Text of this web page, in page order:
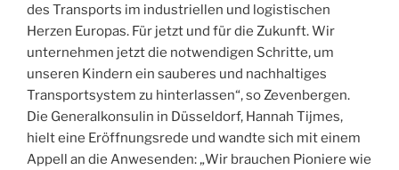
des Transports im industriellen und logistischen
Herzen Europas. Für jetzt und für die Zukunft. Wir
unternehmen jetzt die notwendigen Schritte, um
unseren Kindern ein sauberes und nachhaltiges
Transportsystem zu hinterlassen“, so Zevenbergen.
Die Generalkonsulin in Düsseldorf, Hannah Tijmes,
hielt eine Eröffnungsrede und wandte sich mit einem
Appell an die Anwesenden: „Wir brauchen Pioniere wie